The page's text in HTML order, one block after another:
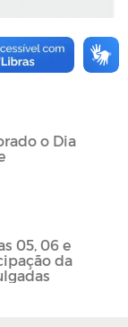
o Dia
05, 06 e
da